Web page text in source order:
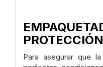
Para asegurar que